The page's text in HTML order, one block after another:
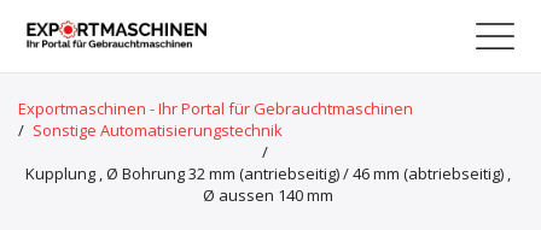
Exportmaschinen - Ihr Portal für Gebrauchtmaschinen
/ Sonstige Automatisierungstechnik
/
Kupplung , Ø Bohrung 32 mm (antriebseitig) / 46 mm (abtriebseitig) ,
Ø aussen 140 mm